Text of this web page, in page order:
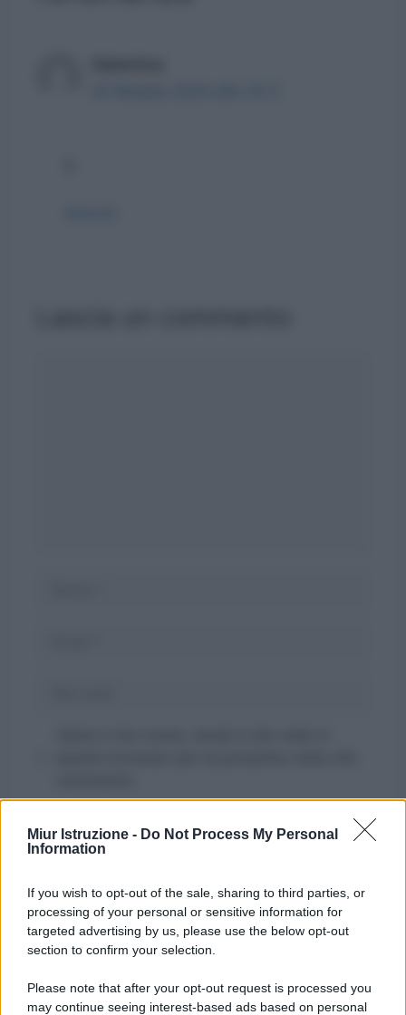
Miur Istruzione - Do Not Process My Personal
Information
If you wish to opt-out of the sale, sharing to third parties, or
processing of your personal or sensitive information for
targeted advertising by us, please use the below opt-out
section to confirm your selection.
Please note that after your opt-out request is processed you
may continue seeing interest-based ads based on personal